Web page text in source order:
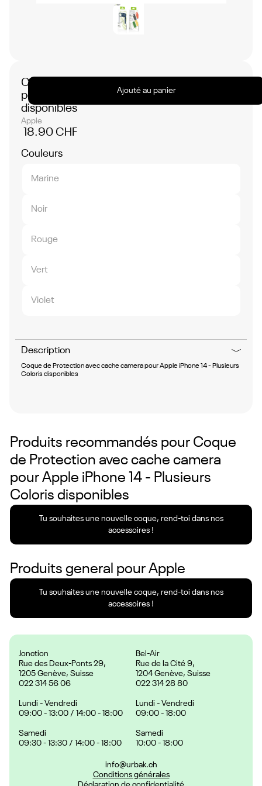
Coque de Protection avec cache camera
pour Apple iPhone 14 - Plusieurs Coloris
disponibles
Apple
18.90 CHF
Couleurs
Marine
Noir
Rouge
Vert
Violet
Description
Coque de Protection avec cache camera pour Apple iPhone 14 - Plusieurs
Coloris disponibles
Ajouté au panier
Produits recommandés pour Coque
de Protection avec cache camera
pour Apple iPhone 14 - Plusieurs
Coloris disponibles
Tu souhaites une nouvelle coque, rend-toi dans nos
accessoires !
Produits general pour Apple
Tu souhaites une nouvelle coque, rend-toi dans nos
accessoires !
Jonction
Rue des Deux-Ponts 29,
1205 Genève, Suisse
022 314 56 06
Lundi - Vendredi
09:00 - 13:00 / 14:00 - 18:00
Samedi
09:30 - 13:30 / 14:00 - 18:00
Bel-Air
Rue de la Cité 9,
1204 Genève, Suisse
022 314 28 80
Lundi - Vendredi
09:00 - 18:00
Samedi
10:00 - 18:00
info@urbak.ch
Conditions générales